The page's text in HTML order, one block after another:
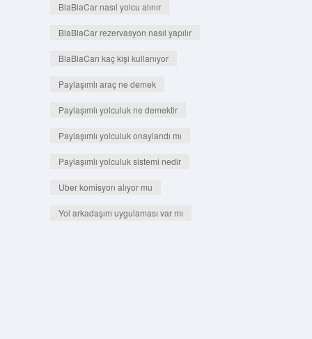
BlaBlaCar nasıl yolcu alınır
BlaBlaCar rezervasyon nasıl yapılır
BlaBlaCarı kaç kişi kullanıyor
Paylaşımlı araç ne demek
Paylaşımlı yolculuk ne demektir
Paylaşımlı yolculuk onaylandı mı
Paylaşımlı yolculuk sistemi nedir
Uber komisyon alıyor mu
Yol arkadaşım uygulaması var mı